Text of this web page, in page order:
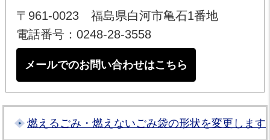
〒961-0023 福島県白河市亀石1番地
電話番号：0248-28-3558
メールでのお問い合わせはこちら
燃えるごみ・燃えないごみ袋の形状を変更します